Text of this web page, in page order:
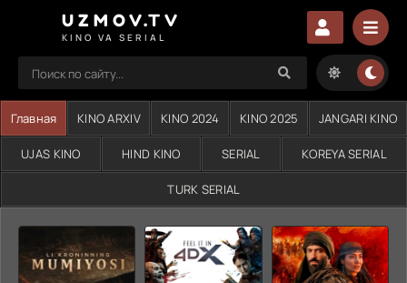
UZMOV.TV
KINO VA SERIAL
Главная KINO ARXIV KINO 2024 KINO 2025 JANGARI KINO
UJAS KINO HIND KINO SERIAL KOREYA SERIAL
TURK SERIAL